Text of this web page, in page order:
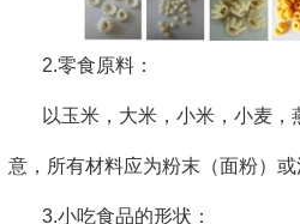
2.零食原料：
以玉米，大米，小米，小麦
意，所有材料应为粉末（面粉）或
3.小吃食品的形状：